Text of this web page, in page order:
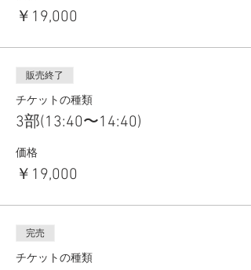
￥19,000
販売終了
チケットの種類
3部(13:40〜14:40)
価格
￥19,000
完売
チケットの種類